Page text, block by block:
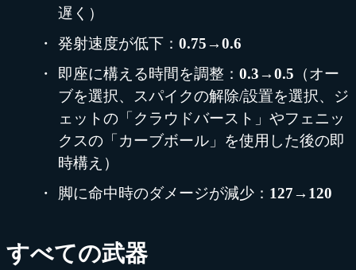
遅く）
発射速度が低下： 0.75→0.6
即座に構える時間を調整： 0.3→0.5 （オー
ブを選択、スパイクの解除/設置を選択、ジ
ェットの「クラウドバースト」やフェニッ
クスの「カーブボール」を使用した後の即
時構え）
脚に命中時のダメージが減少： 127→120
すべての武器